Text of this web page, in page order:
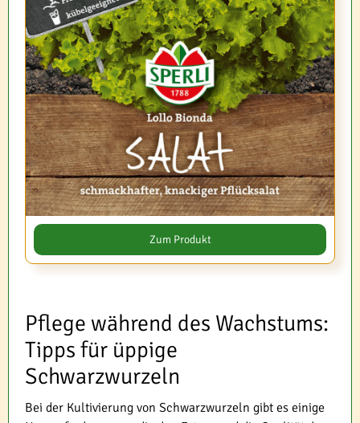
Zum Produkt
Pflege während des Wachstums:
Tipps für üppige
Schwarzwurzeln
Bei der Kultivierung von Schwarzwurzeln gibt es einige